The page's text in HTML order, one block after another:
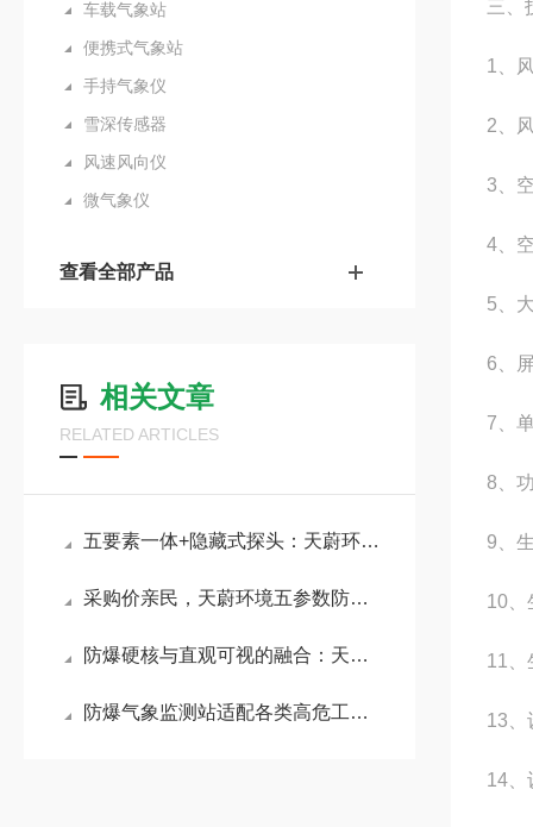
车载气象站
便携式气象站
手持气象仪
雪深传感器
风速风向仪
微气象仪
查看全部产品
相关文章
RELATED ARTICLES
五要素一体+隐藏式探头：天蔚环境防爆气象站破解雨雪遮挡与机械损耗难题
采购价亲民，天蔚环境五参数防爆气象站，全固态免维护设计让长期投入更划算
防爆硬核与直观可视的融合：天蔚环境防爆气象站重塑安全巡检体验
防爆气象监测站适配各类高危工业场景：为石油化工、煤矿隧道等提供数据支撑
三、
1、
2、
3、
4、
5、
6、
7、
8、
9、
10、
11、
13、
14、